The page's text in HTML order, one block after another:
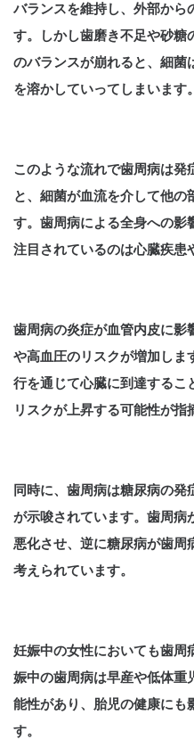
バランスを維持し、外部から
す。しかし歯磨き不足や砂糖
のバランスが崩れると、細菌
を溶かしていってしまいます。
このような流れで歯周病は発
と、細菌が血流を介して他の
す。歯周病による全身への影
注目されているのは心臓疾患
歯周病の炎症が血管内皮に影
や高血圧のリスクが増加しま
行を通じて心臓に到達するこ
リスクが上昇する可能性が指
同時に、歯周病は糖尿病の発
が示唆されています。歯周病
悪化させ、逆に糖尿病が歯周
考えられています。
妊娠中の女性においても歯周
娠中の歯周病は早産や低体重
能性があり、胎児の健康にも
す。